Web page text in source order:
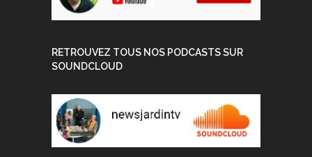
RETROUVEZ TOUS NOS PODCASTS SUR
SOUNDCLOUD